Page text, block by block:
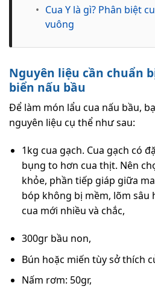
• Cua Y là gì? Phân biệt
vuông
Nguyên liệu cần chuẩn
biển nấu bầu
Để làm món lẩu cua nấu bầu,
nguyên liệu cụ thể như sau:
1kg cua gạch. Cua gạch có
bụng to hơn cua thịt. Nên
khỏe, phần tiếp giáp giữa
bóp không bị mềm, lõm sâu
cua mới nhiều và chắc,
300gr bầu non,
Bún hoặc miến tùy sở thích
Nấm rơm: 50gr,